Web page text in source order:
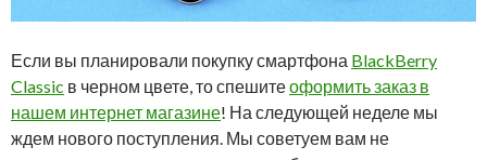
Если вы планировали покупку смартфона BlackBerry
Classic в черном цвете, то спешитеоформить заказ в
нашем интернет магазине! На следующей неделе мы
ждем нового поступления. Мы советуем вам не